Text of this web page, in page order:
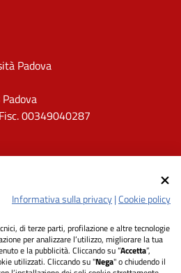
Padova
00349040287
Informativa sulla privacy|Cookie policy
di terze parti, profilazione e altre tecnologie
per analizzare l’utilizzo, migliorare la tua
e la pubblicità. Cliccando su “Accetta”,
utilizzati. Cliccando su "Nega" o chiudendo il